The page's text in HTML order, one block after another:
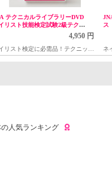
テクニカルライブラリーDVD
リスト技能検定試験2級テクニ
4,950 円
リスト検定に必需品！テクニック
DVD
ス
ネ
礎
人気ランキング